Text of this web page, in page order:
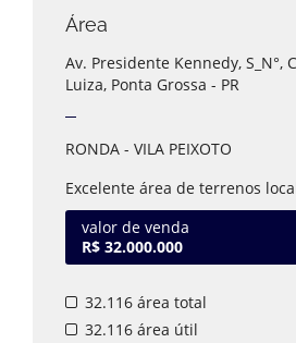
Área
Av. Presidente Kennedy, S_N°,
Luiza, Ponta Grossa - PR
RONDA - VILA PEIXOTO
Excelente área de terrenos
ao lado do viaduto da Ronda,
m², área de fácil acesso, ideal
Valor sujeito a alteração.
Disponível para visita.
valor de venda
R$ 32.000.000
32.116 área total
32.116 área útil